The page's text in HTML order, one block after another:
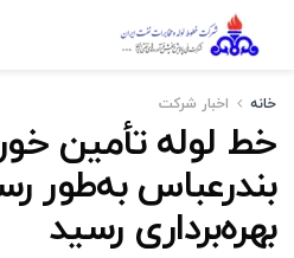
خانه اخبار شركت
خط لوله تأمین
بندرعباس‌ به‌طور
بهره‌برداری رسید